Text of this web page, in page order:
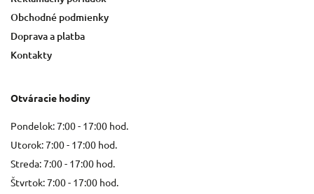
Obchodné podmienky
Doprava a platba
Kontakty
Otváracie hodiny
Pondelok: 7:00 - 17:00 hod.
Utorok: 7:00 - 17:00 hod.
Streda: 7:00 - 17:00 hod.
Štvrtok: 7:00 - 17:00 hod.